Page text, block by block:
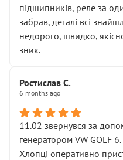
підшипників, реле за
забрав, деталі всі
недорого, швидко,
зник.
Ростислав С.
6 months ago
11.02 звернувся за
генератором VW GOLF 6.
Хлопці оперативно